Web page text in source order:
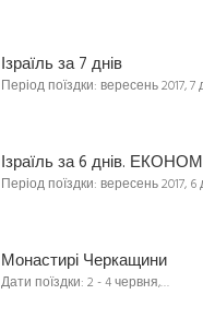
Ізраїль за 7 днів
Період поїздки: вересень 2017, 7
Ізраїль за 6 днів. ЕКОНОМ
Період поїздки: вересень 2017, 6
Монастирі Черкащини
Дати поїздки: 2 - 4 червня,…